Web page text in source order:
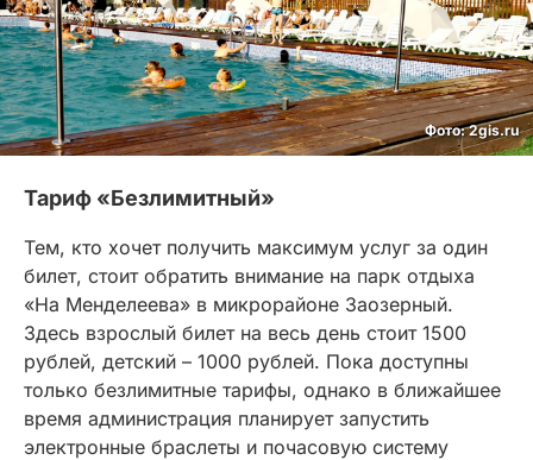
Фото: 2gis.ru
Тариф «Безлимитный»
Тем, кто хочет получить максимум услуг за один
билет, стоит обратить внимание на парк отдыха
«На Менделеева» в микрорайоне Заозерный.
Здесь взрослый билет на весь день стоит 1500
рублей, детский – 1000 рублей. Пока доступны
только безлимитные тарифы, однако в ближайшее
время администрация планирует запустить
электронные браслеты и почасовую систему